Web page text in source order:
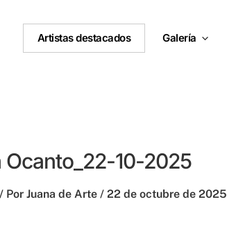
Artistas destacados Galería
Ocanto_22-10-2025
/ Por Juana de Arte / 22 de octubre de 2025